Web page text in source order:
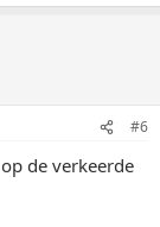
#6
de verkeerde